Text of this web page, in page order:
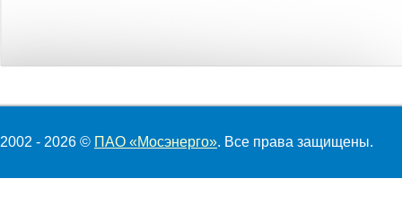
2002 - 2026 © ПАО «Мосэнерго». Все права защищены.